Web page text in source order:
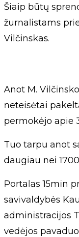
Šiaip būtų
žurnalistams
Vilčinskas.
Anot M.
neteisėtai
permokėjo apie
Tuo tarpu anot
daugiau nei
Portalas 15min
savivaldybės
administracijos
vedėjos